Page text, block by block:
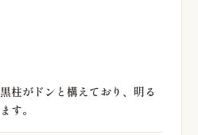
柱がドンと構えており、明る
す。